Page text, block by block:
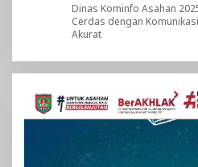
Dinas Kominfo Asahan
Cerdas dengan
Akurat
Pemutar
Video